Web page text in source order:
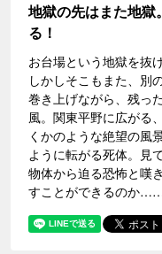
地獄の先はまた地
る！
お台場という地獄を抜
しかしそこもまた、別
巻き上げながら、残っ
風。関東平野に広がる
くかのような絶望の風
ように転がる死体。見
物体から迫る恐怖と嘆
すことができるのか……